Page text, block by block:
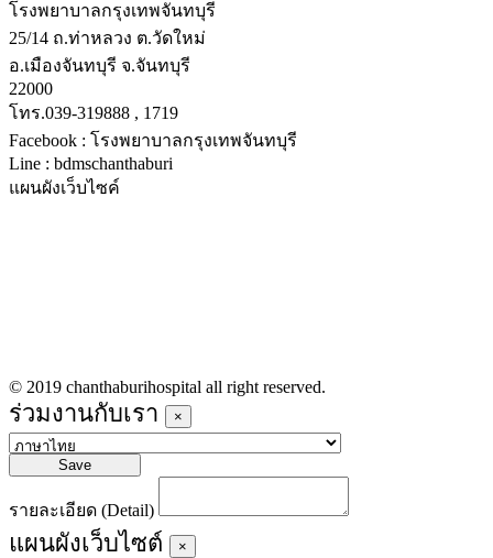
โรงพยาบาลกรุงเทพจันทบุรี
25/14 ถ.ท่าหลวง ต.วัดใหม่
อ.เมืองจันทบุรี จ.จันทบุรี
22000
โทร.039-319888 , 1719
Facebook : โรงพยาบาลกรุงเทพจันทบุรี
Line : bdmschanthaburi
แผนผังเว็บไซค์
© 2019 chanthaburihospital all right reserved.
ร่วมงานกับเรา ×
Save
รายละเอียด (Detail)
แผนผังเว็บไซต์ ×